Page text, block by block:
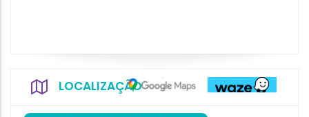
LOCALIZAÇÃO